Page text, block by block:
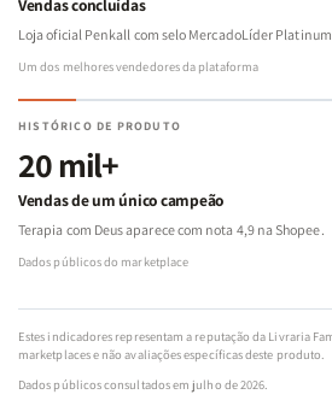
Vendas concluídas
Loja oficial Penkall com selo MercadoLíder
Um dos melhores vendedores da plataforma
HISTÓRICO DE PRODUTO
20 mil+
Vendas de um único campeão
Terapia com Deus aparece com nota 4,9 na Shopee.
Dados públicos do marketplace
Estes indicadores representam a reputação da Livraria
marketplaces e não avaliações específicas deste produto.
Dados públicos consultados em julho de 2026.